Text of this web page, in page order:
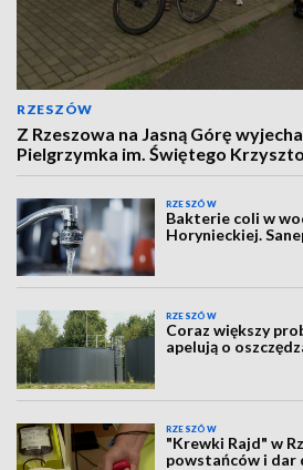
RZESZÓW
Z Rzeszowa na Jasną Górę
Pielgrzymka im. Świętego
RZESZÓW
Bakterie coli w
Horynieckiej.
RZESZÓW
Coraz większy
apelują o
RZESZÓW
"Krewki Rajd" w
powstańców i dar